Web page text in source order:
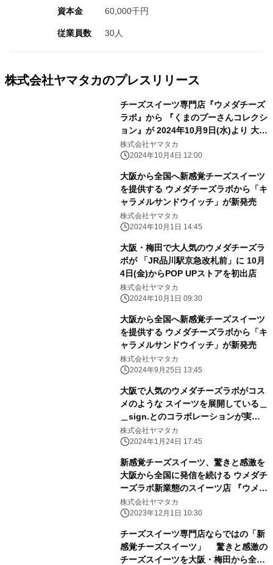
資本金 60,000千円
従業員数 30人
株式会社ヤマタカのプレスリリース
チーズスイーツ専門店『ウメダチーズ
ラボ』から 『くまのプーさんコレクシ
ョン』が 2024年10月9日(水)より 大丸
松坂屋百貨店梅田店催事場で先行発売
スタート！
株式会社ヤマタカ
2024年10月4日 12:00
大阪から全国へ新感覚チーズスイーツ
を提供する ウメダチーズラボから「キ
ャラメルサンドウイッチ」が新発売
株式会社ヤマタカ
2024年10月1日 14:45
大阪・梅田で大人気のウメダチーズラ
ボが 「JR品川駅京急改札前」に 10月
4日(金)からPOP UPストアを初出店
株式会社ヤマタカ
2024年10月1日 09:30
大阪から全国へ新感覚チーズスイーツ
を提供する ウメダチーズラボから「キ
ャラメルサンドウイッチ」が新発売
株式会社ヤマタカ
2024年9月25日 13:45
大阪で人気のウメダチーズラボがコス
メのような スイーツを展開している＿
＿sign.とのコラボレーションが実
現！ コラボ商品「チョコレートサン
ド」1月26日より販売開始
株式会社ヤマタカ
2024年1月24日 17:45
新感覚チーズスイーツ、驚きと感激を
大阪から全国に発信を続ける ウメダチ
ーズラボ新業態のスイーツ店 『ウメダ
チーズラボ+SELECT』 12月8日(金)
に「南海なんば駅店」がGRAND
株式会社ヤマタカ
2023年12月1日 10:30
チーズスイーツ専門店ならではの「新
感覚チーズスイーツ」 驚きと感激の
チーズスイーツを大阪・梅田から全国